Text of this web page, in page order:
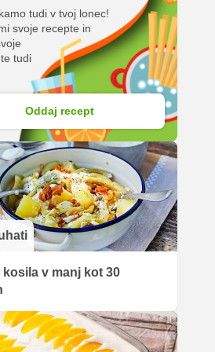
tudi v tvoj lonec!
svoje recepte in
tudi
Oddaj recept
kosila v manj kot 30